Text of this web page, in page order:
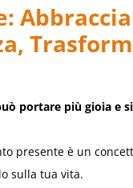
portare più gioia e
presente è un
sulla tua vita.